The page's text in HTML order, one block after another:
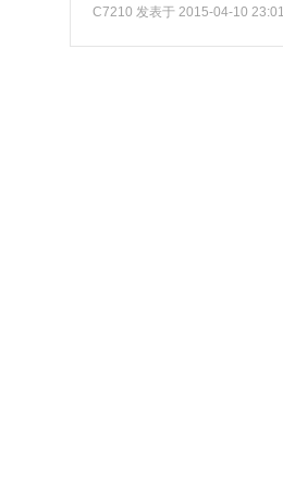
C7210 发表于 2015-04-10 23:01